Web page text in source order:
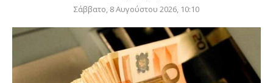
Σάββατο, 8 Αυγούστου 2026, 10:10